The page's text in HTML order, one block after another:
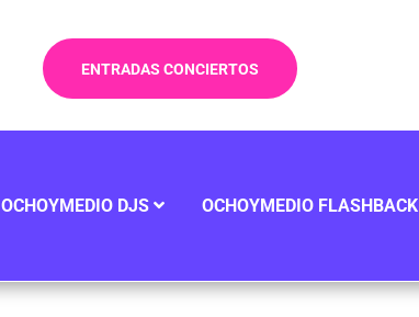
ENTRADAS CONCIERTOS
OCHOYMEDIO DJS OCHOYMEDIO FLASHBACK